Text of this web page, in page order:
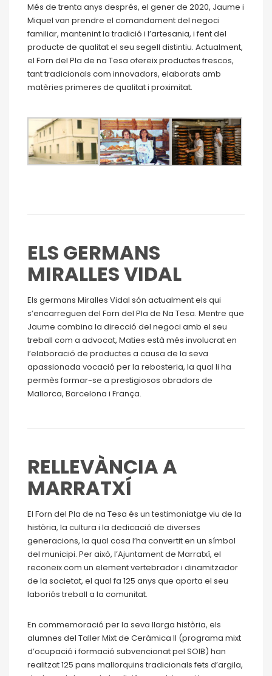
Més de trenta anys després, el gener de 2020, Jaume i
Miquel van prendre el comandament del negoci
familiar, mantenint la tradició i l’artesania, i fent del
producte de qualitat el seu segell distintiu. Actualment,
el Forn del Pla de na Tesa ofereix productes frescos,
tant tradicionals com innovadors, elaborats amb
matèries primeres de qualitat i proximitat.
ELS GERMANS
MIRALLES VIDAL
Els germans Miralles Vidal són actualment els qui
s’encarreguen del Forn del Pla de Na Tesa. Mentre que
Jaume combina la direcció del negoci amb el seu
treball com a advocat, Maties està més involucrat en
l’elaboració de productes a causa de la seva
apassionada vocació per la rebosteria, la qual li ha
permès formar-se a prestigiosos obradors de
Mallorca, Barcelona i França.
RELLEVÀNCIA A
MARRATXÍ
El Forn del Pla de na Tesa és un testimoniatge viu de la
història, la cultura i la dedicació de diverses
generacions, la qual cosa l’ha convertit en un símbol
del municipi. Per això, l’Ajuntament de Marratxí, el
reconeix com un element vertebrador i dinamitzador
de la societat, el qual fa 125 anys que aporta el seu
laboriós treball a la comunitat.
En commemoració per la seva llarga història, els
alumnes del Taller Mixt de Ceràmica II (programa mixt
d’ocupació i formació subvencionat pel SOIB) han
realitzat 125 pans mallorquins tradicionals fets d’argila,